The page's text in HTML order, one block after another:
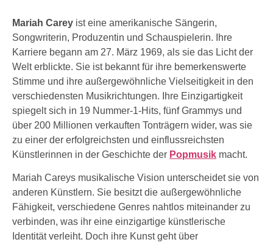
Mariah Carey ist eine amerikanische Sängerin,
Songwriterin, Produzentin und Schauspielerin. Ihre
Karriere begann am 27. März 1969, als sie das Licht der
Welt erblickte. Sie ist bekannt für ihre bemerkenswerte
Stimme und ihre außergewöhnliche Vielseitigkeit in den
verschiedensten Musikrichtungen. Ihre Einzigartigkeit
spiegelt sich in 19 Nummer-1-Hits, fünf Grammys und
über 200 Millionen verkauften Tonträgern wider, was sie
zu einer der erfolgreichsten und einflussreichsten
Künstlerinnen in der Geschichte der Popmusik macht.
Mariah Careys musikalische Vision unterscheidet sie von
anderen Künstlern. Sie besitzt die außergewöhnliche
Fähigkeit, verschiedene Genres nahtlos miteinander zu
verbinden, was ihr eine einzigartige künstlerische
Identität verleiht. Doch ihre Kunst geht über